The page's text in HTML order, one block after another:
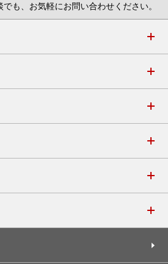
も、お気軽にお問い合わせください。